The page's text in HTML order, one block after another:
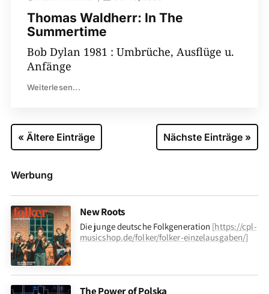
Thomas Waldherr: In The
Summertime
Bob Dylan 1981 : Umbrüche, Ausflüge u.
Anfänge
Weiterlesen...
« Ältere Einträge Nächste Einträge »
Werbung
New Roots
Die junge deutsche Folkgeneration [https://cpl-
musicshop.de/folker/folker-einzelausgaben/]
The Power of Polska